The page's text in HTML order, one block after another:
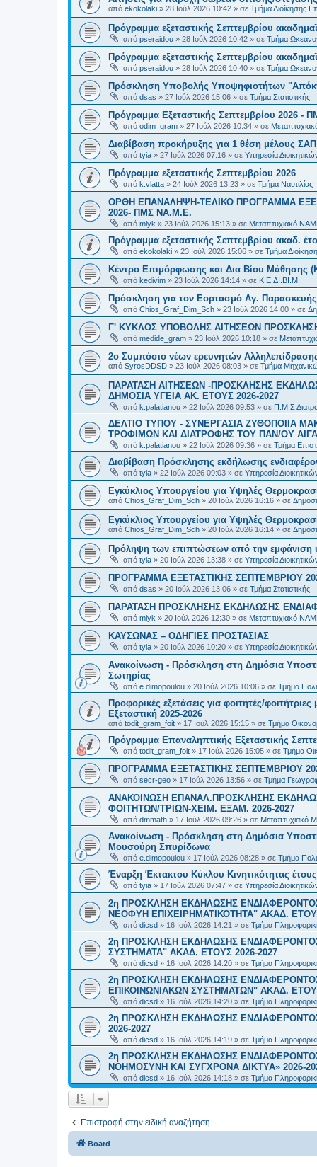
από ekokolaki » 28 Ιούλ 2026 10:42 » σε Τμήμα Διοίκησης
Πρόγραμμα εξεταστικής Σεπτεμβρίου
από pseraidou » 28 Ιούλ 2026 10:42 » σε Τμήμα
Πρόγραμμα εξεταστικής Σεπτεμβρίου
από pseraidou » 28 Ιούλ 2026 10:40 » σε Τμήμα
Πρόσκληση Υποβολής Υποψηφιοτήτων
από dsas » 27 Ιούλ 2026 15:06 » σε Τμήμα Στατιστικής
Πρόγραμμα Εξεταστικής Σεπτεμβρίου 2026 -
από odim_gram » 27 Ιούλ 2026 10:34 » σε
Διαβίβαση προκήρυξης για 1 θέση μέλους
από tyia » 27 Ιούλ 2026 07:16 » σε Υπηρεσία
Πρόγραμμα εξεταστικής Σεπτεμβρίου 2026
από k.vlatta » 24 Ιούλ 2026 13:23 » σε Τμήμα Ναυτιλίας
ΟΡΘΗ ΕΠΑΝΑΛΗΨΗ-ΤΕΛΙΚΟ ΠΡΟΓΡΑΜΜΑ
2026- ΠΜΣ ΝΑ.Μ.Ε.
από mlyk » 23 Ιούλ 2026 15:13 » σε Μεταπτυχιακό
Πρόγραμμα εξεταστικής Σεπτεμβρίου ακαδ.
από ekokolaki » 23 Ιούλ 2026 15:06 » σε Τμήμα
Κέντρο Επιμόρφωσης και Δια Βίου Μάθησης
από kedivim » 23 Ιούλ 2026 14:14 » σε Κ.Ε.ΔΙ.ΒΙ.Μ.
Πρόσκληση για τον Εορτασμό Αγ.
από Chios_Graf_Dim_Sch » 23 Ιούλ 2026 14:00 » σε
Γ' ΚΥΚΛΟΣ ΥΠΟΒΟΛΗΣ ΑΙΤΗΣΕΩΝ
από medide_gram » 23 Ιούλ 2026 10:18 » σε
2ο Συμπόσιο νέων ερευνητών
από SyrosDDSD » 23 Ιούλ 2026 08:03 » σε Τμήμα
ΠΑΡΑΤΑΣΗ ΑΙΤΗΣΕΩΝ -ΠΡΟΣΚΛΗΣΗΣ
ΔΗΜΟΣΙΑ ΥΓΕΙΑ AK. ETOYΣ 2026-2027
από k.palatianou » 22 Ιούλ 2026 09:53 » σε Π.Μ.Σ
ΔΕΛΤΙΟ ΤΥΠΟΥ - ΣΥΝΕΡΓΑΣΙΑ ΖΥΘΟΠΟΙΙΑ
ΤΡΟΦΙΜΩΝ ΚΑΙ ΔΙΑΤΡΟΦΗΣ ΤΟΥ ΠΑΝ/ΟΥ
από k.palatianou » 22 Ιούλ 2026 09:36 » σε Τμήμα
Διαβίβαση Πρόσκλησης εκδήλωσης
από tyia » 22 Ιούλ 2026 09:03 » σε Υπηρεσία
Εγκύκλιος Υπουργείου για Υψηλές
από Chios_Graf_Dim_Sch » 20 Ιούλ 2026 16:16 » σε
Εγκύκλιος Υπουργείου για Υψηλές
από Chios_Graf_Dim_Sch » 20 Ιούλ 2026 16:14 » σε
Πρόληψη των επιπτώσεων από την εμφάνιση
από tyia » 20 Ιούλ 2026 13:38 » σε Υπηρεσία
ΠΡΟΓΡΑΜΜΑ ΕΞΕΤΑΣΤΙΚΗΣ ΣΕΠΤΕΜΒΡΙΟΥ
από dsas » 20 Ιούλ 2026 13:06 » σε Τμήμα Στατιστικής
ΠΑΡΑΤΑΣΗ ΠΡΟΣΚΛΗΣΗΣ ΕΚΔΗΛΩΣΗΣ
από mlyk » 20 Ιούλ 2026 12:30 » σε Μεταπτυχιακό
ΚΑΥΣΩΝΑΣ – ΟΔΗΓΙΕΣ ΠΡΟΣΤΑΣΙΑΣ
από tyia » 20 Ιούλ 2026 10:20 » σε Υπηρεσία
Ανακοίνωση - Πρόσκληση στη Δημόσια
Σωτηρίας
από e.dimopoulou » 20 Ιούλ 2026 10:06 » σε Τμήμα
Προφορικές εξετάσεις για φοιτητές/
Εξεταστική 2025-2026
από todit_gram_foit » 17 Ιούλ 2026 15:15 » σε Τμήμα
Πρόγραμμα Επαναληπτικής Εξεταστικής
από todit_gram_foit » 17 Ιούλ 2026 15:05 » σε Τμήμα
ΠΡΟΓΡΑΜΜΑ ΕΞΕΤΑΣΤΙΚΗΣ ΣΕΠΤΕΜΒΡΙΟΥ
από secr-geo » 17 Ιούλ 2026 13:56 » σε Τμήμα
ΑΝΑΚΟΙΝΩΣΗ ΕΠΑΝΑΛ.ΠΡΟΣΚΛΗΣΗΣ
ΦΟΙΤΗΤΩΝ/ΤΡΙΩΝ-ΧΕΙΜ. ΕΞΑΜ. 2026-2027
από dmmath » 17 Ιούλ 2026 09:26 » σε Μεταπτυχιακό
Ανακοίνωση - Πρόσκληση στη Δημόσια
Μουσούρη Σπυρίδωνα
από e.dimopoulou » 17 Ιούλ 2026 08:28 » σε Τμήμα
Έναρξη Έκτακτου Κύκλου Κινητικότητας
από tyia » 17 Ιούλ 2026 07:47 » σε Υπηρεσία
2η ΠΡΟΣΚΛΗΣΗ ΕΚΔΗΛΩΣΗΣ
ΝΕΟΦΥΗ ΕΠΙΧΕΙΡΗΜΑΤΙΚΟΤΗΤΑ" ΑΚΑΔ.
από dicsd » 16 Ιούλ 2026 14:21 » σε Τμήμα
2η ΠΡΟΣΚΛΗΣΗ ΕΚΔΗΛΩΣΗΣ
ΣΥΣΤΗΜΑΤΑ" ΑΚΑΔ. ΕΤΟΥΣ 2026-2027
από dicsd » 16 Ιούλ 2026 14:20 » σε Τμήμα
2η ΠΡΟΣΚΛΗΣΗ ΕΚΔΗΛΩΣΗΣ
ΕΠΙΚΟΙΝΩΝΙΑΚΩΝ ΣΥΣΤΗΜΑΤΩΝ" ΑΚΑΔ.
από dicsd » 16 Ιούλ 2026 14:20 » σε Τμήμα
2η ΠΡΟΣΚΛΗΣΗ ΕΚΔΗΛΩΣΗΣ
2026-2027
από dicsd » 16 Ιούλ 2026 14:19 » σε Τμήμα
2η ΠΡΟΣΚΛΗΣΗ ΕΚΔΗΛΩΣΗΣ
ΝΟΗΜΟΣΥΝΗ ΚΑΙ ΣΥΓΧΡΟΝΑ ΔΙΚΤΥΑ» 2026-
από dicsd » 16 Ιούλ 2026 14:18 » σε Τμήμα
Επιστροφή στην ειδική αναζήτηση
Board